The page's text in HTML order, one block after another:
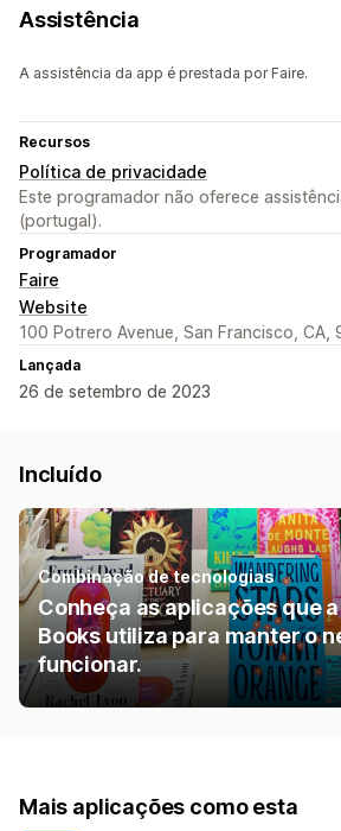
Assistência
A assistência da app é prestada por Faire.
Recursos
Política de privacidade
Este programador não oferece
(portugal).
Programador
Faire
Website
100 Potrero Avenue, San Francisco, CA,
Lançada
26 de setembro de 2023
Incluído
Combinação de tecnologias
Conheça as aplicações que
Books utiliza para manter o
funcionar.
Mais aplicações como esta